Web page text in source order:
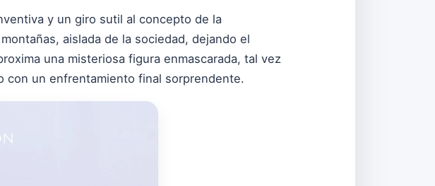
y un giro sutil al concepto de la
aislada de la sociedad, dejando el
una misteriosa figura enmascarada, tal vez
con un enfrentamiento final sorprendente.